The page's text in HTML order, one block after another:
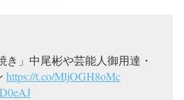
き」中尾彬や芸能人御用達・
https://t.co/MljOGH8oMc